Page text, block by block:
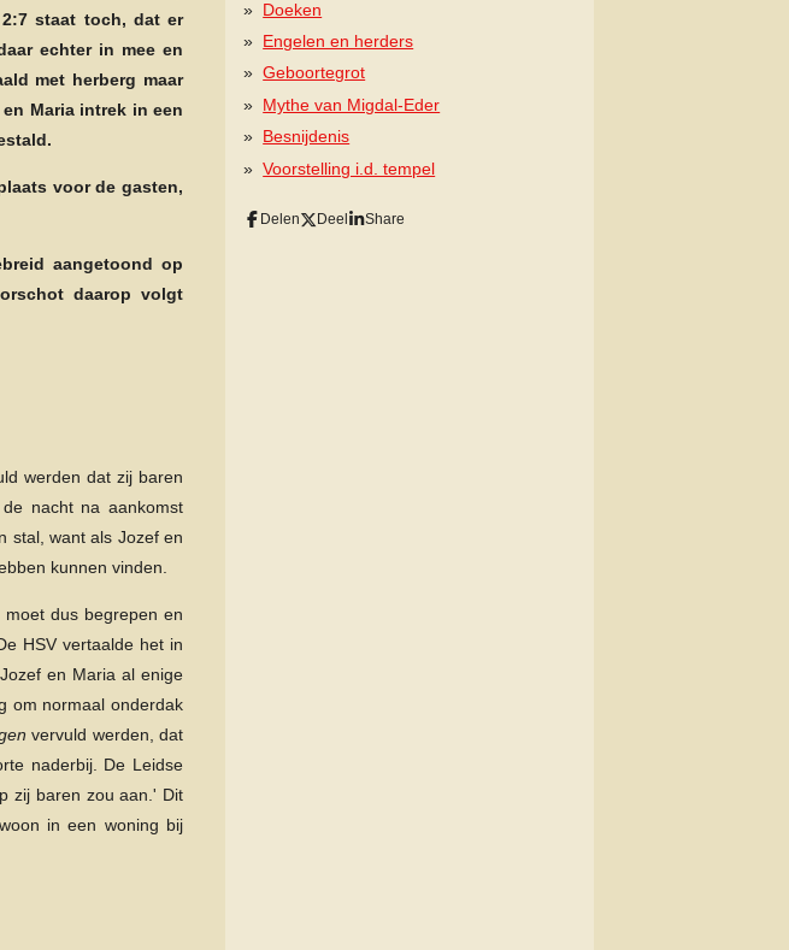
staat toch, dat er
echter in mee en
met herberg maar
Maria intrek in een
voor de gasten,
aangetoond op
daarop volgt
werden dat zij baren
nacht na aankomst
stal, want als Jozef en
kunnen vinden.
moet dus begrepen en
HSV vertaalde het in
en Maria al enige
om normaal onderdak
vervuld werden, dat
naderbij. De Leidse
zij baren zou aan.' Dit
in een woning bij
Doeken
Engelen en herders
Geboortegrot
Mythe van Migdal-Eder
Besnijdenis
Voorstelling i.d. tempel
Delen Deel Share